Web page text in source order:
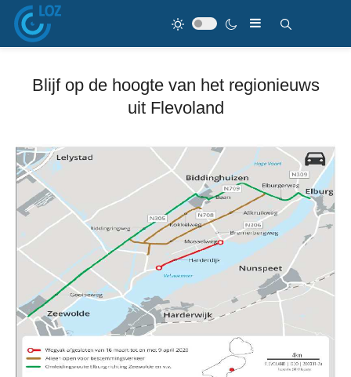
Blijf op de hoogte van het regionieuws
uit Flevoland